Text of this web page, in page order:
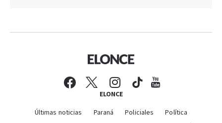
ELONCE
Últimas noticias Paraná Policiales
Política